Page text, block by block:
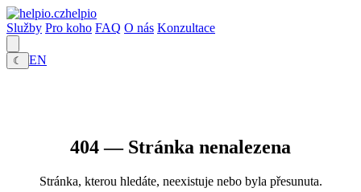
helpio
Služby Pro koho FAQ O nás Konzultace
☾ EN
404 — Stránka nenalezena
Stránka, kterou hledáte, neexistuje nebo byla přesunuta.